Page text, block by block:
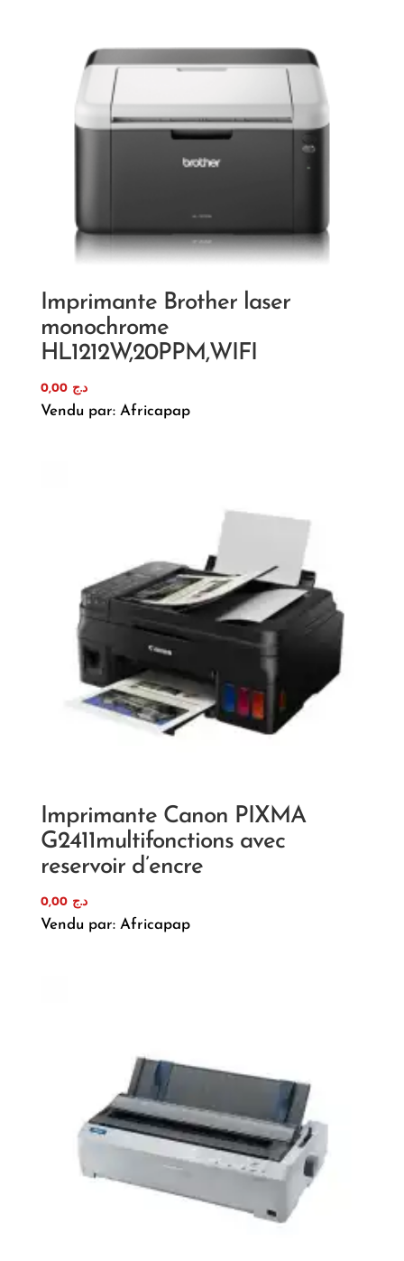
Imprimante Brother laser
monochrome
HL1212W,20PPM,WIFI
د.ج 0,00
Vendu par: Africapap
Imprimante Canon PIXMA
G2411multifonctions avec
reservoir d’encre
د.ج 0,00
Vendu par: Africapap